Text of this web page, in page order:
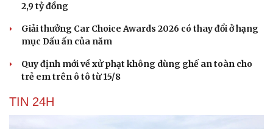
2,9 tỷ đồng
Giải thưởng Car Choice Awards 2026 có thay đổi ở hạng
mục Dấu ấn của năm
Quy định mới về xử phạt không dùng ghế an toàn cho
trẻ em trên ô tô từ 15/8
TIN 24H